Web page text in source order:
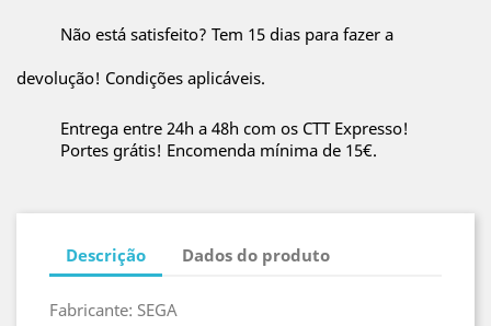
Não está satisfeito? Tem 15 dias para fazer a
devolução! Condições aplicáveis.
Entrega entre 24h a 48h com os CTT Expresso!
Portes grátis! Encomenda mínima de 15€.
Descrição Dados do produto
Fabricante: SEGA